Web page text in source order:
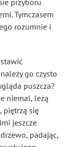
przyboru
Tymczasem
rozumnie i
go czysto
puszcza?
niemal, leżą
piętrzą się
jeszcze
padając,